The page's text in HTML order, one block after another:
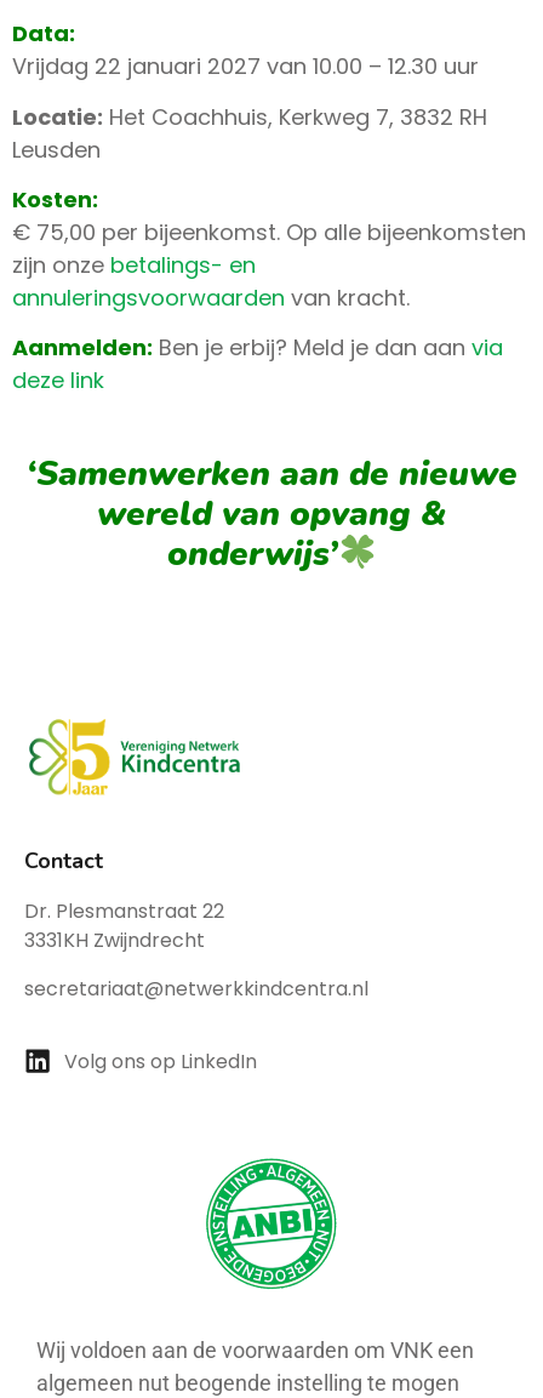
Data:
Vrijdag 22 januari 2027 van 10.00 – 12.30 uur
Locatie: Het Coachhuis, Kerkweg 7, 3832 RH
Leusden
Kosten:
€ 75,00 per bijeenkomst. Op alle bijeenkomsten
zijn onze betalings- en
annuleringsvoorwaarden van kracht.
Aanmelden: Ben je erbij? Meld je dan aan via
deze link
‘Samenwerken aan de nieuwe
wereld van opvang &
onderwijs’
Contact
Dr. Plesmanstraat 22
3331KH Zwijndrecht
secretariaat@netwerkkindcentra.nl
Volg ons op LinkedIn
Wij voldoen aan de voorwaarden om VNK een
algemeen nut beogende instelling te mogen